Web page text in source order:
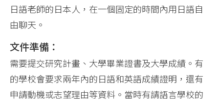
日語老師的日本人，在一個固定的時間內用日語自
由聊天。
文件準備：
需要提交研究計畫、大學畢業證書及大學成績。有
的學校會要求兩年內的日語和英語成績證明，還有
申請動機或志望理由等資料。當時有請語言學校的